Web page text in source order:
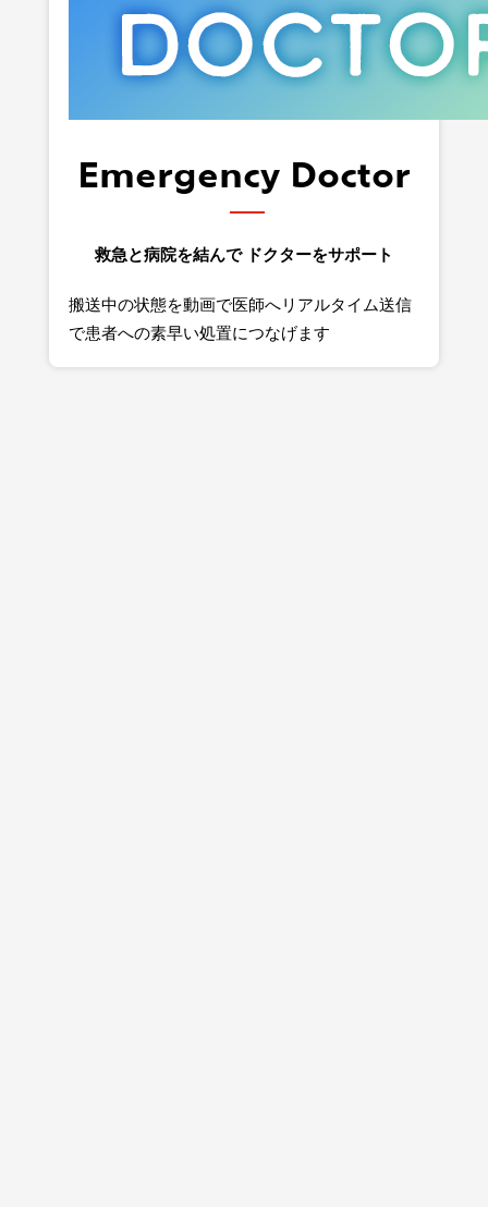
Emergency Doctor
救急と病院を結んで ドクターをサポート
搬送中の状態を動画で医師へリアルタイム送信
で患者への素早い処置につなげます